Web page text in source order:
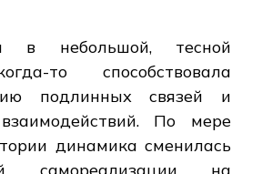
в небольшой, тесной
то способствовала
подлинных связей и
По мере
динамика сменилась
самореализации на